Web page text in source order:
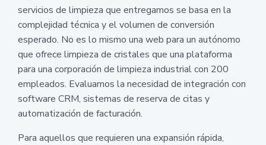
servicios de limpieza que entregamos se basa en la
complejidad técnica y el volumen de conversión
esperado. No es lo mismo una web para un autónomo
que ofrece limpieza de cristales que una plataforma
para una corporación de limpieza industrial con 200
empleados. Evaluamos la necesidad de integración con
software CRM, sistemas de reserva de citas y
automatización de facturación.
Para aquellos que requieren una expansión rápida,